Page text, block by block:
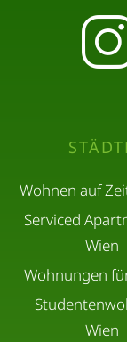
Wohnen auf
Serviced
Wien
Wohnungen
Wien